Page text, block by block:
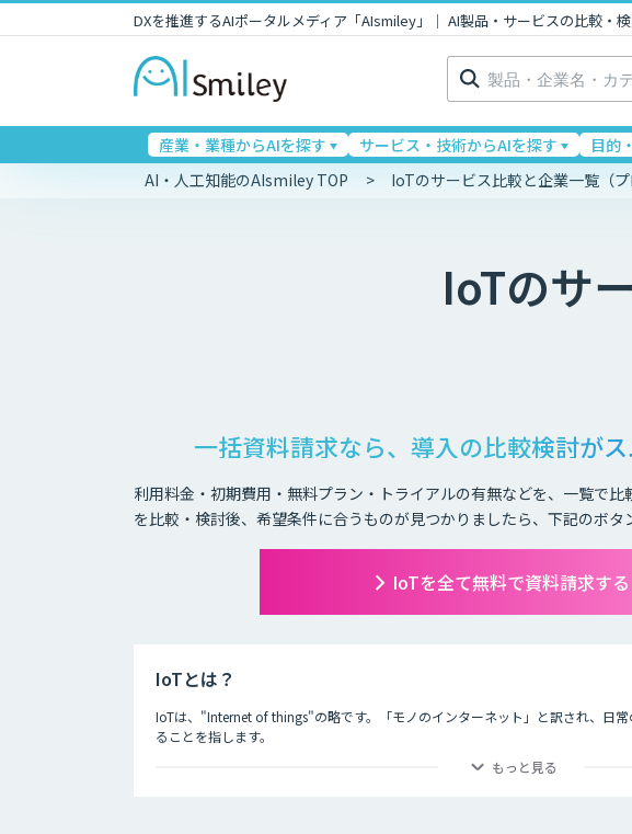
DXを推進するAIポータルメディア「AIsmiley」｜ AI製品・サービスの比較・
検
索:
産業・業種からAIを探す サービス・技術からAIを探す 目的
AI・人工知能のAIsmiley TOP IoTのサービス比較と企業一覧（プ
IoTのサ
一括資料請求なら、導入の比較検討が
利用料金・初期費用・無料プラン・トライアルの有無などを、一覧で
を比較・検討後、希望条件に合うものが見つかりましたら、下記のボタ
IoTを全て無料で資料請求する
IoTとは？
IoTは、"Internet of things"の略です。「モノのインターネット」と訳され、日
ることを指します。
IoTによってできることは主に二つあり、一つ目はモノの遠隔操作です。インタ
もっと見る